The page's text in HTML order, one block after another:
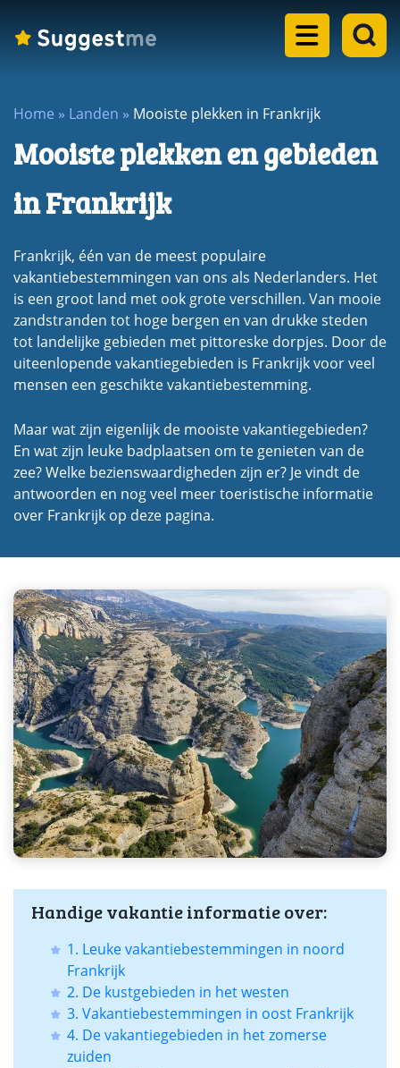
Landen
dropdown
menu
Eilanden
dropdown
dropdown
menu
Meren
dropdown
menu
Rondreizen
dropdown
menu
Blogs
Home » Landen » Mooiste plekken in Frankrijk
Mooiste plekken en gebieden
in Frankrijk
Frankrijk, één van de meest populaire
vakantiebestemmingen van ons als Nederlanders. Het
is een groot land met ook grote verschillen. Van mooie
zandstranden tot hoge bergen en van drukke steden
tot landelijke gebieden met pittoreske dorpjes. Door de
uiteenlopende vakantiegebieden is Frankrijk voor veel
mensen een geschikte vakantiebestemming.
Maar wat zijn eigenlijk de mooiste vakantiegebieden?
En wat zijn leuke badplaatsen om te genieten van de
zee? Welke bezienswaardigheden zijn er? Je vindt de
antwoorden en nog veel meer toeristische informatie
over Frankrijk op deze pagina.
Handige vakantie informatie over:
1. Leuke vakantiebestemmingen in noord
Frankrijk
2. De kustgebieden in het westen
3. Vakantiebestemmingen in oost Frankrijk
4. De vakantiegebieden in het zomerse
zuiden